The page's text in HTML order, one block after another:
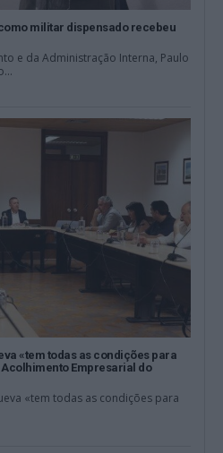
militar dispensado recebeu
e da Administração Interna, Paulo
«tem todas as condições para
Empresarial do
«tem todas as condições para